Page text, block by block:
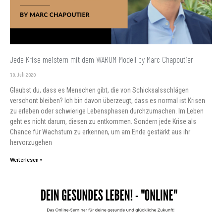
Jede Krise meistern mit dem WARUM-Modell by Marc Chapoutier
30. Juli 2020
Glaubst du, dass es Menschen gibt, die von Schicksalsschlägen
verschont bleiben? Ich bin davon überzeugt, dass es normal ist Krisen
zu erleben oder schwierige Lebensphasen durchzumachen. Im Leben
geht es nicht darum, diesen zu entkommen. Sondern jede Krise als
Chance für Wachstum zu erkennen, um am Ende gestärkt aus ihr
hervorzugehen
Weiterlesen »